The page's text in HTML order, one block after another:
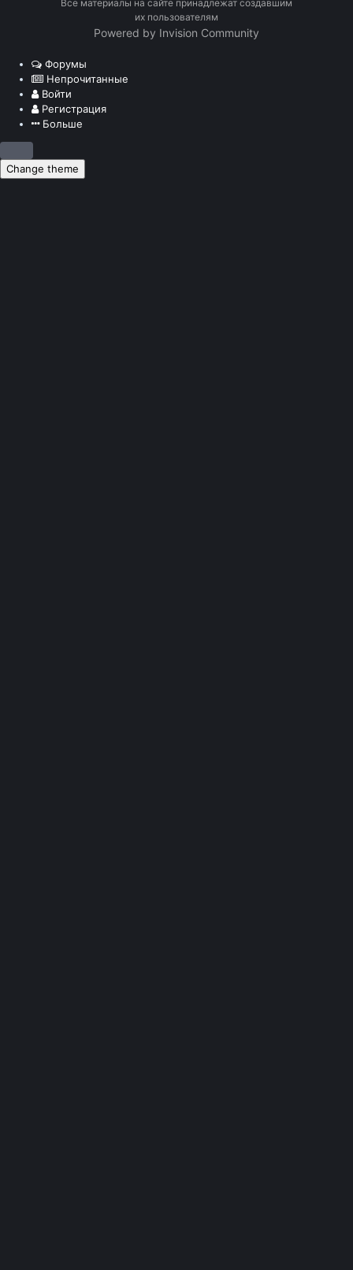
Все материалы на сайте принадлежат создавшим
их пользователям
Powered by Invision Community
Форумы
Непрочитанные
Войти
Регистрация
Больше
Change theme